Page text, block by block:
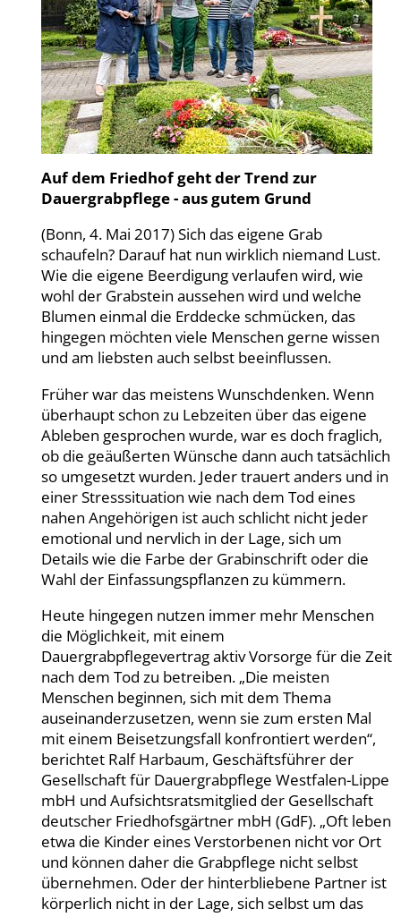
Auf dem Friedhof geht der Trend zur
Dauergrabpflege - aus gutem Grund
(Bonn, 4. Mai 2017) Sich das eigene Grab
schaufeln? Darauf hat nun wirklich niemand Lust.
Wie die eigene Beerdigung verlaufen wird, wie
wohl der Grabstein aussehen wird und welche
Blumen einmal die Erddecke schmücken, das
hingegen möchten viele Menschen gerne wissen
und am liebsten auch selbst beeinflussen.
Früher war das meistens Wunschdenken. Wenn
überhaupt schon zu Lebzeiten über das eigene
Ableben gesprochen wurde, war es doch fraglich,
ob die geäußerten Wünsche dann auch tatsächlich
so umgesetzt wurden. Jeder trauert anders und in
einer Stresssituation wie nach dem Tod eines
nahen Angehörigen ist auch schlicht nicht jeder
emotional und nervlich in der Lage, sich um
Details wie die Farbe der Grabinschrift oder die
Wahl der Einfassungspflanzen zu kümmern.
Heute hingegen nutzen immer mehr Menschen
die Möglichkeit, mit einem
Dauergrabpflegevertrag aktiv Vorsorge für die Zeit
nach dem Tod zu betreiben. „Die meisten
Menschen beginnen, sich mit dem Thema
auseinanderzusetzen, wenn sie zum ersten Mal
mit einem Beisetzungsfall konfrontiert werden“,
berichtet Ralf Harbaum, Geschäftsführer der
Gesellschaft für Dauergrabpflege Westfalen-Lippe
mbH und Aufsichtsratsmitglied der Gesellschaft
deutscher Friedhofsgärtner mbH (GdF). „Oft leben
etwa die Kinder eines Verstorbenen nicht vor Ort
und können daher die Grabpflege nicht selbst
übernehmen. Oder der hinterbliebene Partner ist
körperlich nicht in der Lage, sich selbst um das